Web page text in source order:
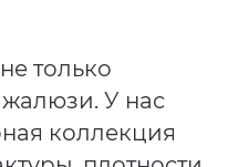
только
У нас
коллекция